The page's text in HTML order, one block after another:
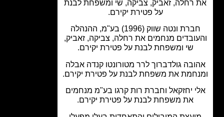
רחלה, זאביק, צביקה, שי ומשפחת לבנת
על פטירת יקירם.
חברת ונטה שווק (1996) בע"מ, ההנהלה
מנחמים את רחלה, צביקה, זאביק,
שי ומשפחת לבנת על פטירת יקירם.
גולדברוך לרר מטורונטו קנדה אבלה
את משפחת לבנת על פטירת יקירם.
יחזקאל וחברת רות קרגו בע"מ מנחמים
את משפחת לבנת על פטירת יקירם.